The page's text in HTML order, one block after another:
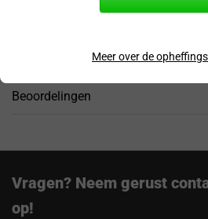
Verzending & retourneren
Beoordelingen
Vragen? Neem gerust
op!
Meer over de